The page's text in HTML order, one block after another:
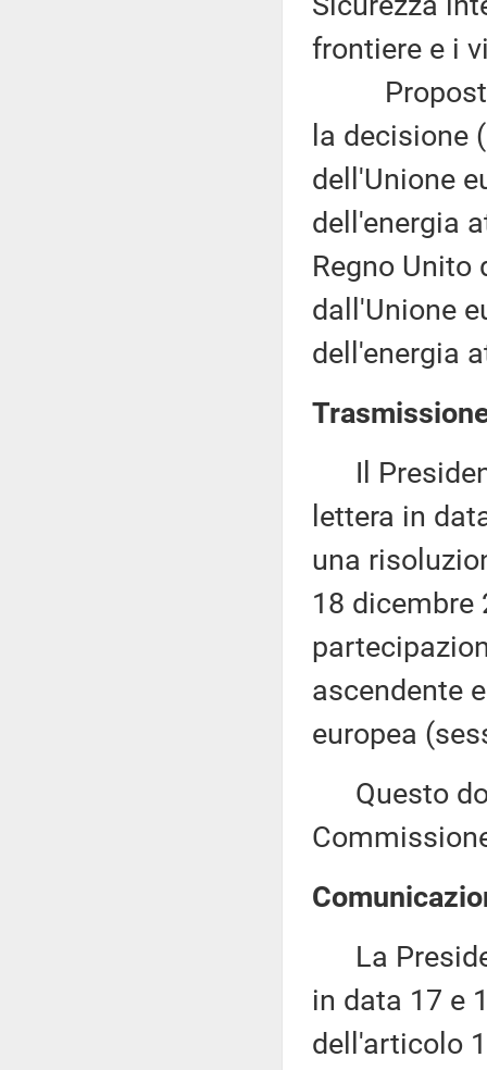
frontiere e i
Proposta
la decisione
dell'Unione
dell'energia
Regno Unito
dall'Unione
dell'energia
Il
lettera in
una
18 dicembre
ascendente
europea
Questo
La
in data 17 e
dell'articolo